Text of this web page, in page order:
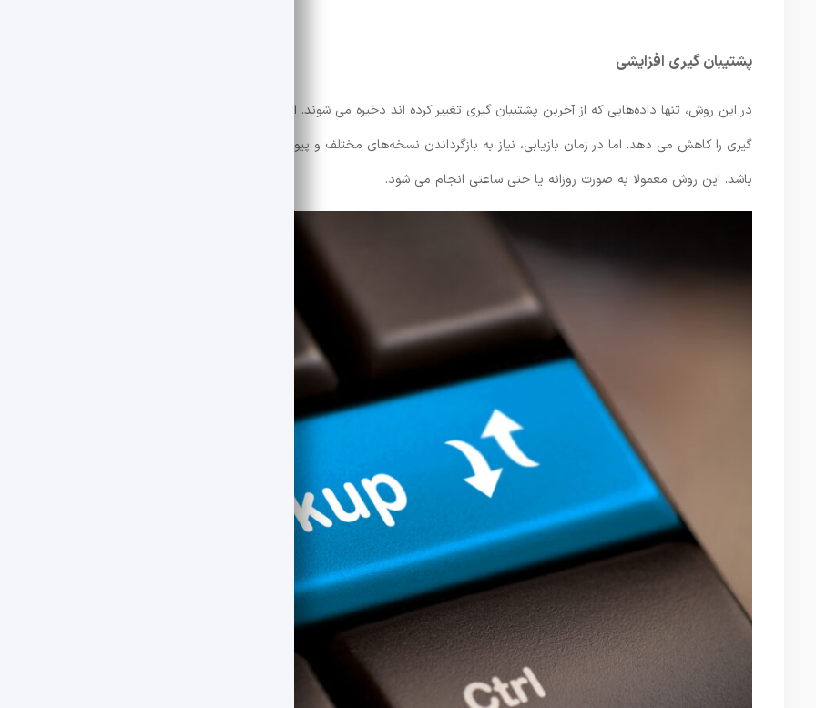
پشتیبان ‌گیری افزایشی
در این روش، تنها داده‌هایی که از آخرین پشتیبان ‌گیری تغییر کرده‌ اند ذخیره می ‌شوند. این روش به فضای ذخیره‌ سازی کمتری نیاز دارد و زمان
‌گیری را کاهش می ‌دهد. اما در زمان بازیابی، نیاز به بازگرداندن نسخه‌های مختلف و پیوستن آنها وجود دارد، بنابراین ممکن است فرآیند بازیابی
باشد. این روش معمولا به صورت روزانه یا حتی ساعتی انجام می ‌شود.